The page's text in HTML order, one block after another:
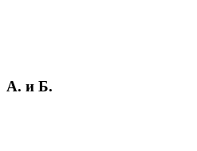
А. и Б.